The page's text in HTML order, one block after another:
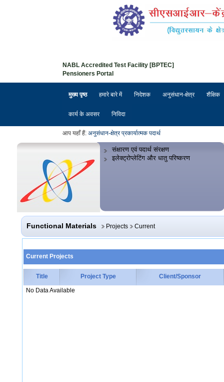
NABL Accredited Test Facility [BPTEC]
Pensioners Portal
मुख्य पृष्ठ हमारे बारे में निदेशक अनुसंधान-क्षेत्र शैक्षिक
कार्य के अवसर निविदा
आप यहाँ हैं: अनुसंधान-क्षेत्रप्रकार्यात्मक पदार्थ
संक्षारण एवं पदार्थ संरक्षण
इलेक्ट्रोप्लेटिंग और धातु परिष्करण
Functional Materials Projects Current
Current Projects
Title Project Type
Client/Sponsor
No Data Available